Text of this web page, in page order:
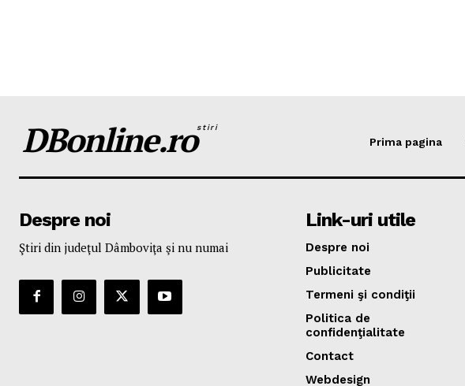
DBonline.rostiri
Prima pagina
Despre noi
Ştiri din judeţul Dâmboviţa şi nu numai
Link-uri utile
Despre noi
Publicitate
Termeni şi condiţii
Politica de
confidenţialitate
Contact
Webdesign